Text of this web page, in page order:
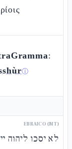
:
ⓘ
EBRAICO (MT)
לא יסכו ליהוה